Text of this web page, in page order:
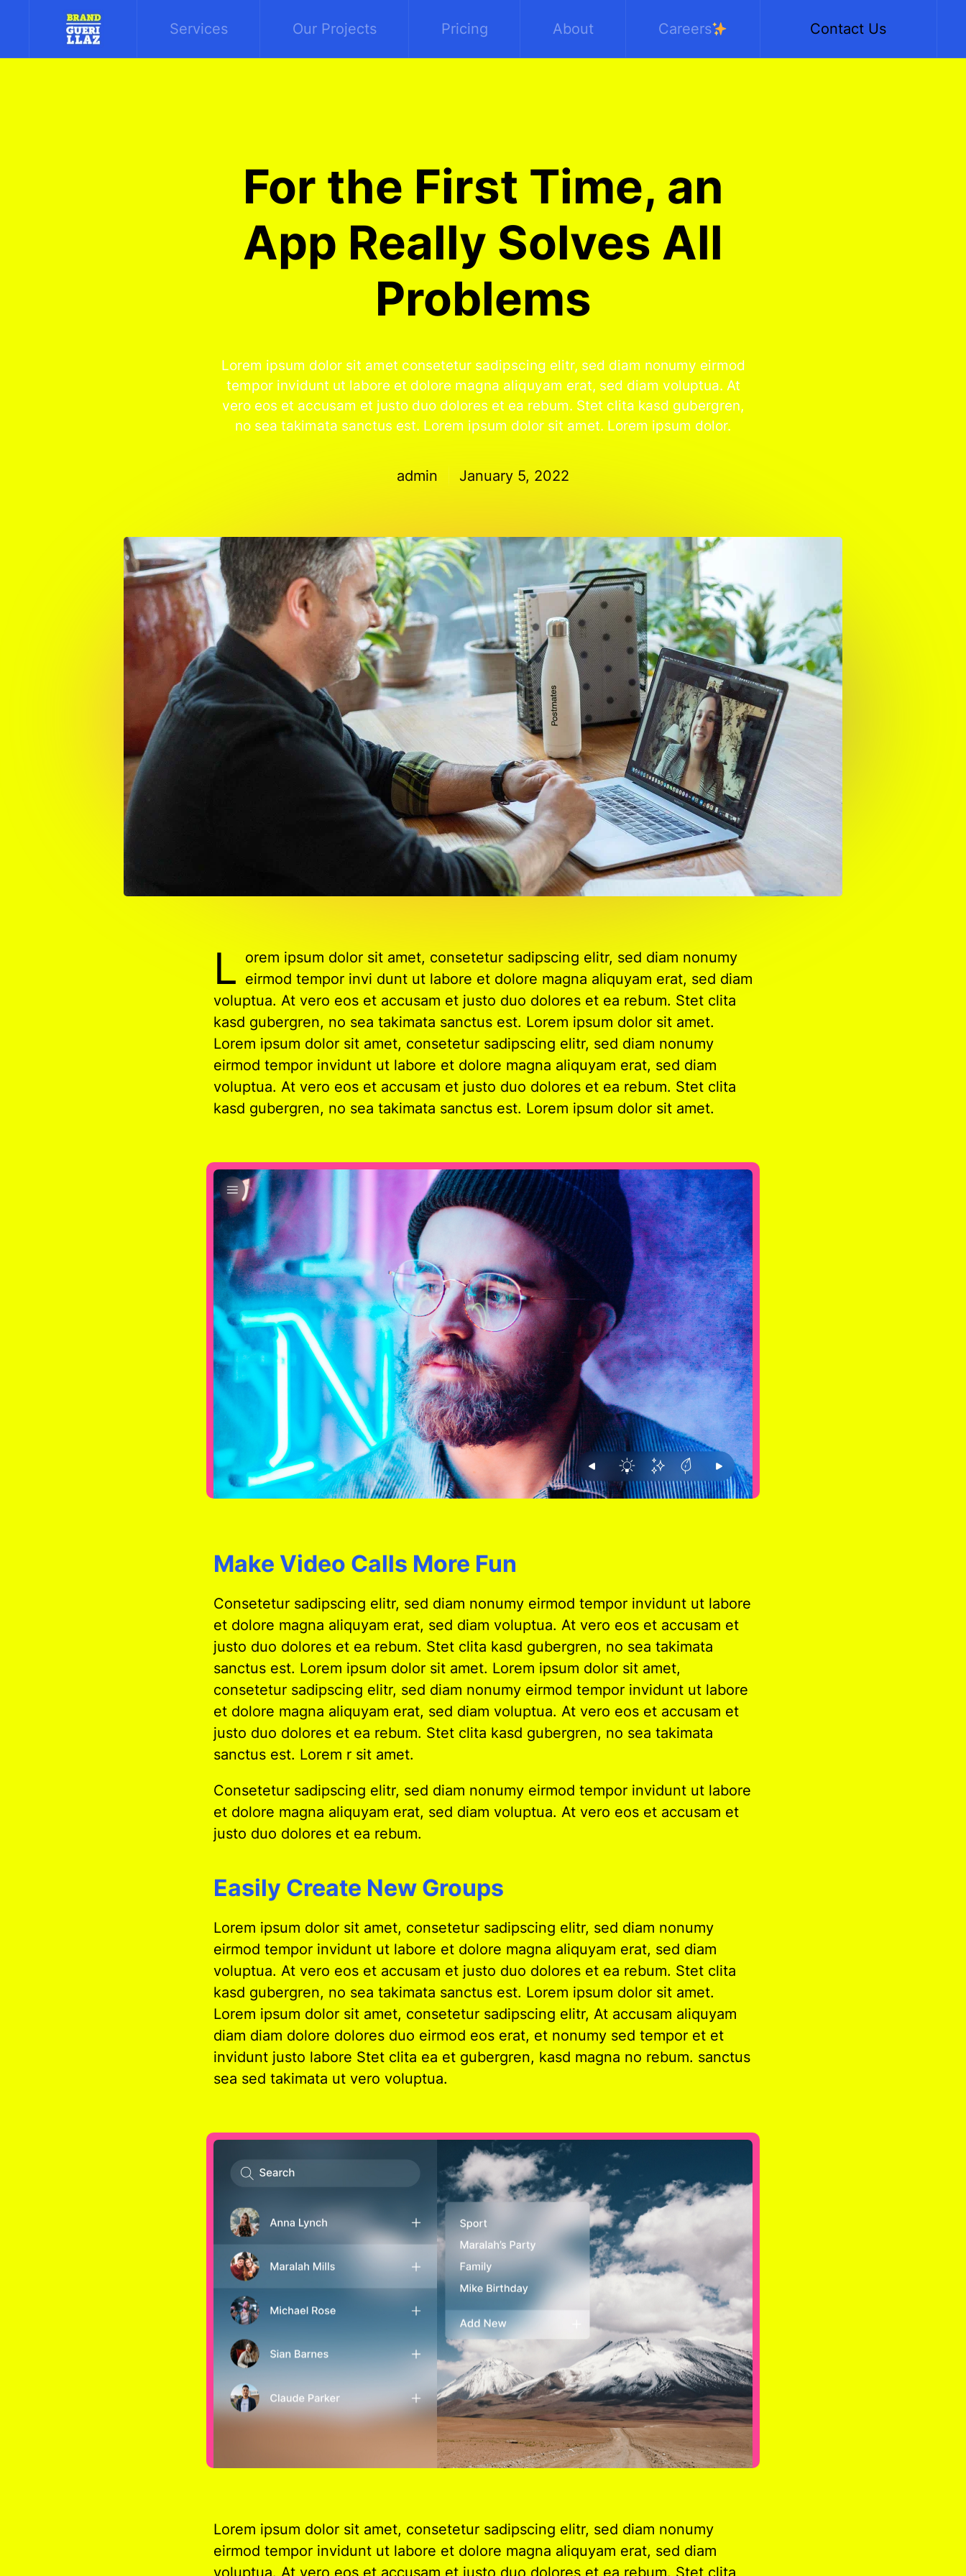
Services Our Projects Pricing About Careers Contact Us
For the First Time, an
App Really Solves All
Problems
Lorem ipsum dolor sit amet consetetur sadipscing elitr, sed diam nonumy eirmod
tempor invidunt ut labore et dolore magna aliquyam erat, sed diam voluptua. At
vero eos et accusam et justo duo dolores et ea rebum. Stet clita kasd gubergren,
no sea takimata sanctus est. Lorem ipsum dolor sit amet. Lorem ipsum dolor.
admin January 5, 2022
L orem ipsum dolor sit amet, consetetur sadipscing elitr, sed diam nonumy
eirmod tempor invi dunt ut labore et dolore magna aliquyam erat, sed diam
voluptua. At vero eos et accusam et justo duo dolores et ea rebum. Stet clita
kasd gubergren, no sea takimata sanctus est. Lorem ipsum dolor sit amet.
Lorem ipsum dolor sit amet, consetetur sadipscing elitr, sed diam nonumy
eirmod tempor invidunt ut labore et dolore magna aliquyam erat, sed diam
voluptua. At vero eos et accusam et justo duo dolores et ea rebum. Stet clita
kasd gubergren, no sea takimata sanctus est. Lorem ipsum dolor sit amet.
Make Video Calls More Fun
Consetetur sadipscing elitr, sed diam nonumy eirmod tempor invidunt ut labore
et dolore magna aliquyam erat, sed diam voluptua. At vero eos et accusam et
justo duo dolores et ea rebum. Stet clita kasd gubergren, no sea takimata
sanctus est. Lorem ipsum dolor sit amet. Lorem ipsum dolor sit amet,
consetetur sadipscing elitr, sed diam nonumy eirmod tempor invidunt ut labore
et dolore magna aliquyam erat, sed diam voluptua. At vero eos et accusam et
justo duo dolores et ea rebum. Stet clita kasd gubergren, no sea takimata
sanctus est. Lorem r sit amet.
Consetetur sadipscing elitr, sed diam nonumy eirmod tempor invidunt ut labore
et dolore magna aliquyam erat, sed diam voluptua. At vero eos et accusam et
justo duo dolores et ea rebum.
Easily Create New Groups
Lorem ipsum dolor sit amet, consetetur sadipscing elitr, sed diam nonumy
eirmod tempor invidunt ut labore et dolore magna aliquyam erat, sed diam
voluptua. At vero eos et accusam et justo duo dolores et ea rebum. Stet clita
kasd gubergren, no sea takimata sanctus est. Lorem ipsum dolor sit amet.
Lorem ipsum dolor sit amet, consetetur sadipscing elitr, At accusam aliquyam
diam diam dolore dolores duo eirmod eos erat, et nonumy sed tempor et et
invidunt justo labore Stet clita ea et gubergren, kasd magna no rebum. sanctus
sea sed takimata ut vero voluptua.
Lorem ipsum dolor sit amet, consetetur sadipscing elitr, sed diam nonumy
eirmod tempor invidunt ut labore et dolore magna aliquyam erat, sed diam
voluptua. At vero eos et accusam et justo duo dolores et ea rebum. Stet clita